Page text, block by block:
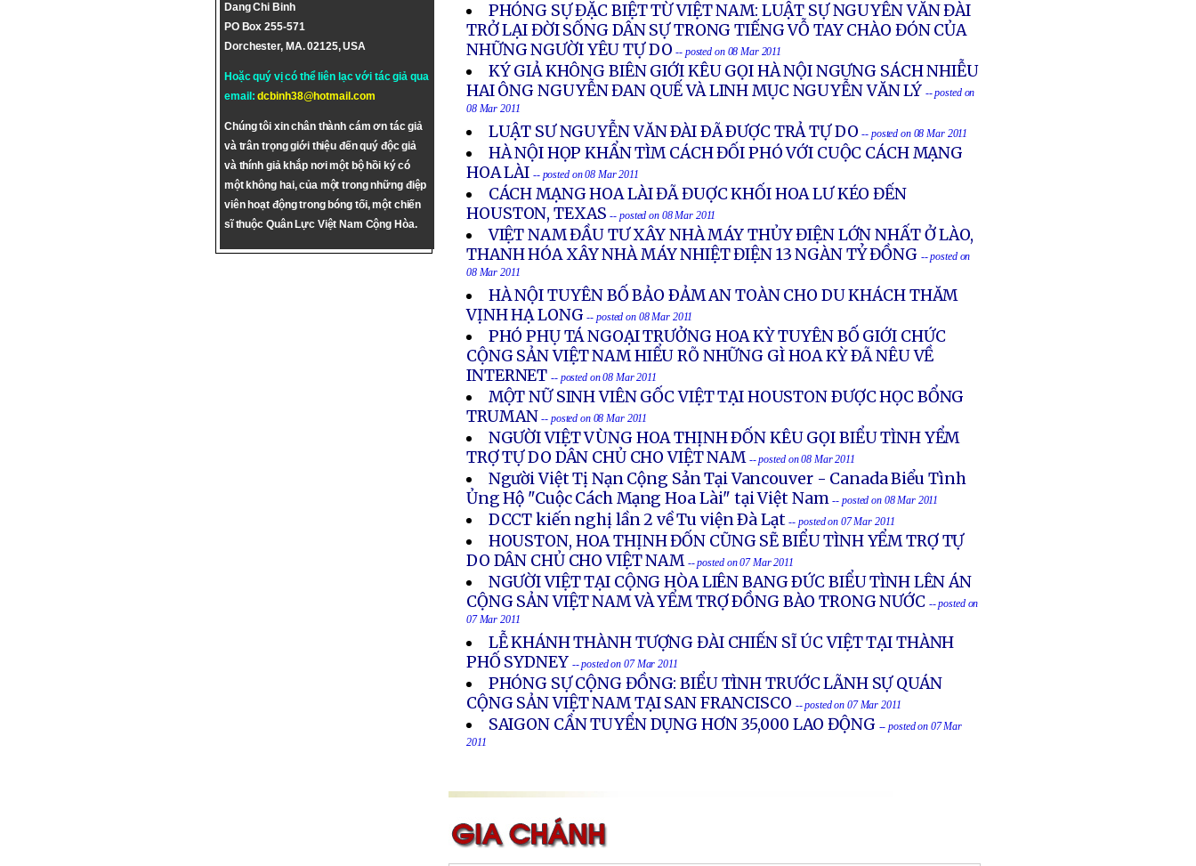
Dang Chi Binh
PO Box 255-571
Dorchester, MA. 02125, USA
Hoặc quý vị có thể liên lạc với tác giả qua
email:dcbinh38@hotmail.com
Chúng tôi xin chân thành cám ơn tác giả
và trân trọng giới thiệu đến quý độc giả
và thính giả khắp nơi một bộ hồi ký có
một không hai, của một trong những điệp
viên hoạt động trong bóng tối, một chiến
sĩ thuộc Quân Lực Việt Nam Cộng Hòa.
PHÓNG SỰ ĐẶC BIỆT TỪ VIỆT NAM: LUẬT SỰ NGUYỄN VĂN ĐÀI
TRỞ LẠI ĐỜI SỐNG DÂN SỰ TRONG TIẾNG VỖ TAY CHÀO ĐÓN CỦA
NHỮNG NGƯỜI YÊU TỰ DO -- posted on 08 Mar 2011
KÝ GIẢ KHÔNG BIÊN GIỚI KÊU GỌI HÀ NỘI NGƯNG SÁCH NHIỄU
HAI ÔNG NGUYỄN ĐAN QUẾ VÀ LINH MỤC NGUYỄN VĂN LÝ -- posted on
08 Mar 2011
LUẬT SƯ NGUYỄN VĂN ÐÀI ÐÃ ÐƯỢC TRẢ TỰ DO -- posted on 08 Mar 2011
HÀ NỘI HỌP KHẨN TÌM CÁCH ĐỐI PHÓ VỚI CUỘC CÁCH MẠNG
HOA LÀI -- posted on 08 Mar 2011
CÁCH MẠNG HOA LÀI ĐÃ ĐUỢC KHỐI HOA LƯ KÉO ĐẾN
HOUSTON, TEXAS -- posted on 08 Mar 2011
VIỆT NAM ĐẦU TƯ XÂY NHÀ MÁY THỦY ĐIỆN LỚN NHẤT Ở LÀO,
THANH HÓA XÂY NHÀ MÁY NHIỆT ĐIỆN 13 NGÀN TỶ ĐỒNG -- posted on
08 Mar 2011
HÀ NỘI TUYÊN BỐ BẢO ÐẢM AN TOÀN CHO DU KHÁCH THĂM
VỊNH HẠ LONG -- posted on 08 Mar 2011
PHÓ PHỤ TÁ NGOẠI TRƯỞNG HOA KỲ TUYÊN BỐ GIỚI CHỨC
CỘNG SẢN VIỆT NAM HIỂU RÕ NHỮNG GÌ HOA KỲ ÐÃ NÊU VỀ
INTERNET -- posted on 08 Mar 2011
MỘT NỮ SINH VIÊN GỐC VIỆT TẠI HOUSTON ÐƯỢC HỌC BỔNG
TRUMAN -- posted on 08 Mar 2011
NGƯỜI VIỆT VÙNG HOA THỊNH ÐỐN KÊU GỌI BIỂU TÌNH YỂM
TRỢ TỰ DO DÂN CHỦ CHO VIỆT NAM -- posted on 08 Mar 2011
Người Việt Tị Nạn Cộng Sản Tại Vancouver - Canada Biểu Tình
Ủng Hộ "Cuộc Cách Mạng Hoa Lài" tại Việt Nam -- posted on 08 Mar 2011
DCCT kiến nghị lần 2 về Tu viện Ðà Lạt-- posted on 07 Mar 2011
HOUSTON, HOA THỊNH ĐỐN CŨNG SẼ BIỂU TÌNH YỂM TRỢ TỰ
DO DÂN CHỦ CHO VIỆT NAM -- posted on 07 Mar 2011
NGƯỜI VIỆT TẠI CỘNG HÒA LIÊN BANG ÐỨC BIỂU TÌNH LÊN ÁN
CỘNG SẢN VIỆT NAM VÀ YỂM TRỢ ÐỒNG BÀO TRONG NƯỚC -- posted on
07 Mar 2011
LỄ KHÁNH THÀNH TƯỢNG ĐÀI CHIẾN SĨ ÚC VIỆT TẠI THÀNH
PHỐ SYDNEY -- posted on 07 Mar 2011
PHÓNG SỰ CỘNG ĐỒNG: BIỂU TÌNH TRƯỚC LÃNH SỰ QUÁN
CỘNG SẢN VIỆT NAM TẠI SAN FRANCISCO -- posted on 07 Mar 2011
SAIGON CẦN TUYỂN DỤNG HƠN 35,000 LAO ĐỘNG -- posted on 07 Mar
2011